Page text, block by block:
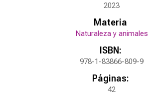
2023
Materia
Naturaleza y animales
ISBN:
978-1-83866-809-9
Páginas:
42